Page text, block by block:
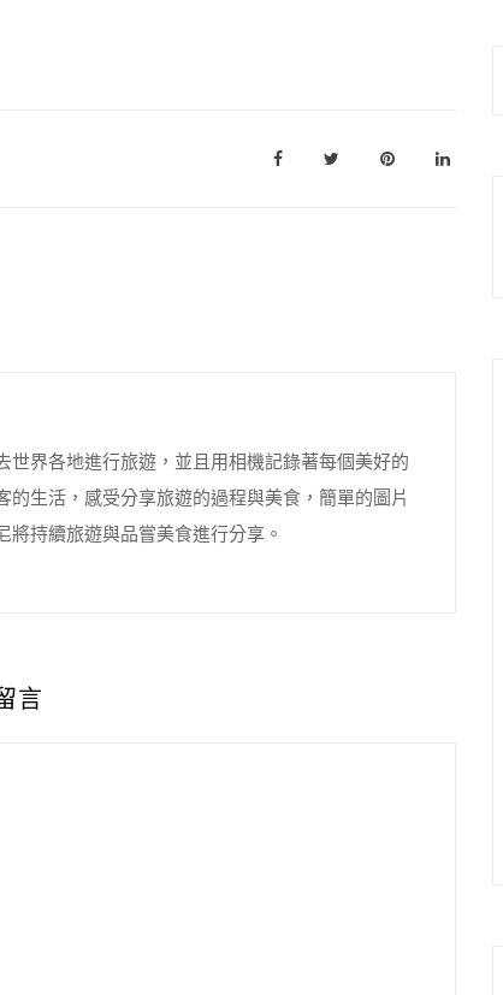
世界各地進行旅遊，並且用相機記錄著每個美好的
的生活，感受分享旅遊的過程與美食，簡單的圖片
持續旅遊與品嘗美食進行分享。
言